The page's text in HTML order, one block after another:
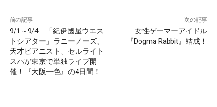
前の記事
9/1～9/4 「紀伊國屋ウエス
トシアター」ラニーノーズ、
天才ピアニスト、セルライト
スパが東京で単独ライブ開
催！『大阪一色』の4日間！
次の記事
女性ゲーマーアイドル
『Dogma Rabbit』結成！